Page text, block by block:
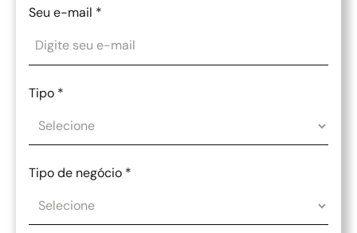
Seu e-mail *
Tipo *
Tipo de negócio *